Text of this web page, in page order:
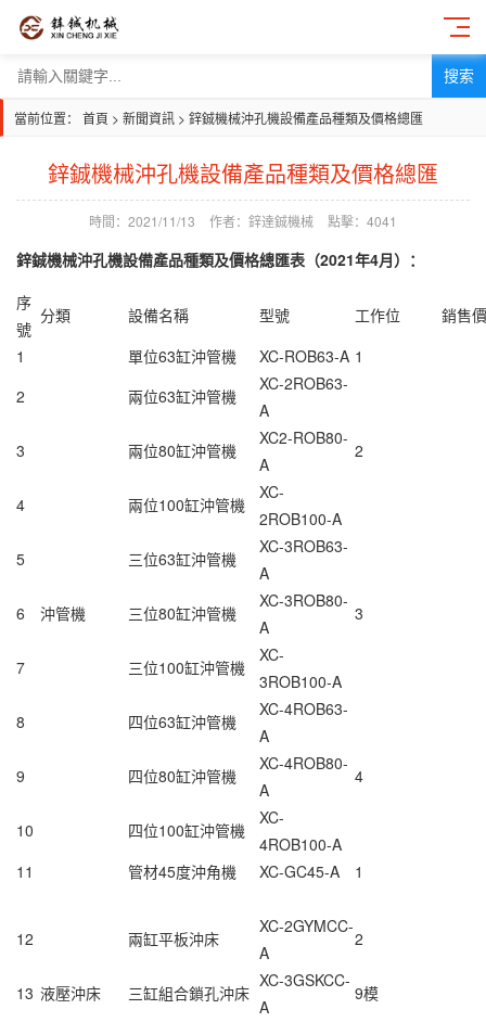
搜索
當前位置： 首頁 > 新聞資訊 > 鋅鋮機械沖孔機設備產品種類及價格總匯
鋅鋮機械沖孔機設備產品種類及價格總匯
時間：2021/11/13 作者：鋅達鋮機械 點擊：4041
鋅鋮機械沖孔機設備產品種類及價格總匯表（2021年4月）：
序
號
分類 設備名稱 型號 工作位
銷售價
1
沖管機
單位63缸沖管機 XC-ROB63-A 1
2
兩位63缸沖管機
XC-2ROB63-
A
2
3 兩位80缸沖管機
XC2-ROB80-
A
4
兩位100缸沖管機
XC-
2ROB100-A
5
三位63缸沖管機
XC-3ROB63-
A
3
6 三位80缸沖管機
XC-3ROB80-
A
7
三位100缸沖管機
XC-
3ROB100-A
8
四位63缸沖管機
XC-4ROB63-
A
4
9 四位80缸沖管機
XC-4ROB80-
A
10
四位100缸沖管機
XC-
4ROB100-A
11
管材45度沖角機 XC-GC45-A 1
12
液壓沖床
兩缸平板沖床
XC-2GYMCC-
A
2
13 三缸組合鎖孔沖床
XC-3GSKCC-
A
9模